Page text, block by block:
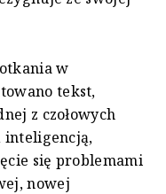
w
tekst,
z czołowych
inteligencją,
się problemami
nowej